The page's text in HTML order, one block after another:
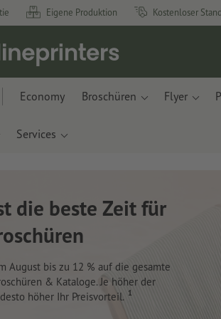
Eigene Produktion Kostenloser
Economy Broschüren Flyer
Services
&
für Ihren
Materialien aus Apfelresten und